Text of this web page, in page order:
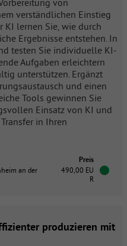
verständlichen Einstieg
KI lernen Sie, wie durch
Ergebnisse entstehen. In
testen Sie individuelle KI-
Aufgaben erleichtern
unterstützen. Ergänzt
und einen
Tools gewinnen Sie
Einsatz von KI und
in Ihren
Preis
an der
490,00 EU
R
produzieren mit